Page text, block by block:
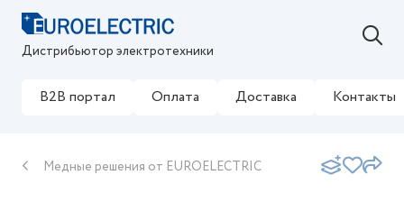
Дистрибьютор электротехники
B2B портал Оплата Доставка Контакты
Медные решения от EUROELECTRIC